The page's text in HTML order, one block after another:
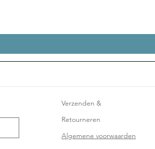
Verzenden &
Retourneren
Algemene voorwaarden